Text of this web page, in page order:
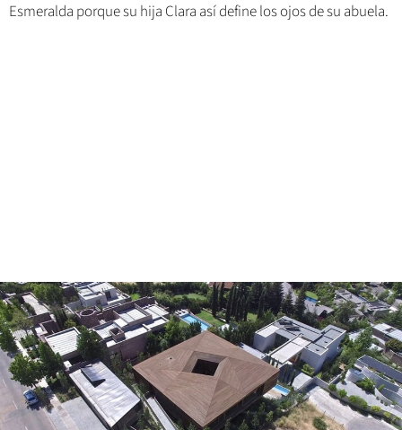
Esmeralda porque su hija Clara así define los ojos de su abuela.